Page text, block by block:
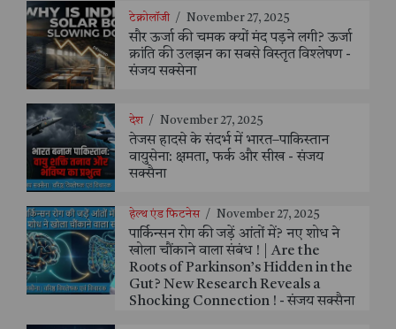
टेक्नोलॉजी / November 27, 2025
सौर ऊर्जा की चमक क्यों मंद पड़ने लगी? ऊर्जा
क्रांति की उलझन का सबसे विस्तृत विश्लेषण -
संजय सक्सेना
देश / November 27, 2025
तेजस हादसे के संदर्भ में भारत–पाकिस्तान
वायुसेना: क्षमता, फर्क और सीख - संजय
सक्सैना
हेल्थ एंड फिटनेस / November 27, 2025
पार्किन्सन रोग की जड़ें आंतों में? नए शोध ने
खोला चौंकाने वाला संबंध ! | Are the
Roots of Parkinson’s Hidden in the
Gut? New Research Reveals a
Shocking Connection ! - संजय सक्सैना